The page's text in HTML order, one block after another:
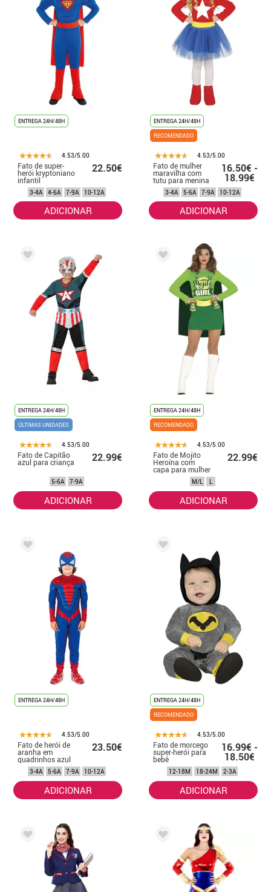
ENTREGA 24H/48H
4.53/5.00
Fato de super-
herói kryptoniano
infantil
22.50€
3-4A 4-6A 7-9A 10-12A
ADICIONAR
ENTREGA 24H/48H
RECOMENDADO
4.53/5.00
Fato de mulher
maravilha com
tutu para menina
16.50€ -
18.99€
3-4A 5-6A 7-9A 10-12A
ADICIONAR
ENTREGA 24H/48H
ÚLTIMAS UNIDADES
4.53/5.00
Fato de Capitão
azul para criança 22.99€
5-6A 7-9A
ADICIONAR
ENTREGA 24H/48H
RECOMENDADO
4.53/5.00
Fato de Mojito
Heroína com
capa para mulher
22.99€
M/L L
ADICIONAR
ENTREGA 24H/48H
4.53/5.00
Fato de herói de
aranha em
quadrinhos azul
infantil
23.50€
3-4A 5-6A 7-9A 10-12A
ADICIONAR
ENTREGA 24H/48H
RECOMENDADO
4.53/5.00
Fato de morcego
super-herói para
bebê
16.99€ -
18.50€
12-18M 18-24M 2-3A
ADICIONAR